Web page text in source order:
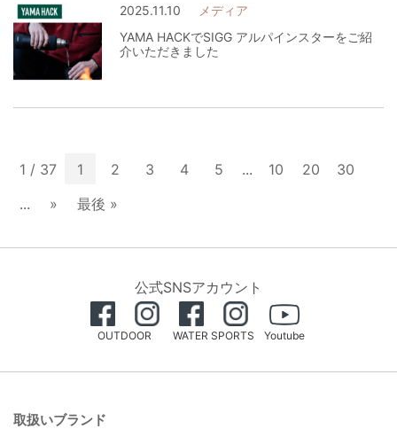
2025.11.10
メディア
YAMA HACKでSIGG アルパインスターをご紹
介いただきました
1 / 37 1 2 3 4 5 ... 10 20
30
...
» 最後 »
公式SNSアカウント
OUTDOOR WATER SPORTS Youtube
取扱いブランド